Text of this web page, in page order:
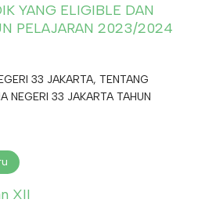
YANG ELIGIBLE DAN
PELAJARAN 2023/2024
33 JAKARTA, TENTANG
NEGERI 33 JAKARTA TAHUN
XII